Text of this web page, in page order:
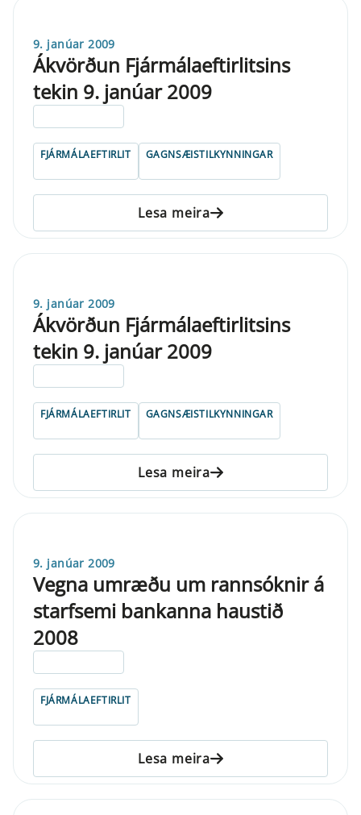
9. janúar 2009
Ákvörðun Fjármálaeftirlitsins
tekin 9. janúar 2009
FJÁRMÁLAEFTIRLIT GAGNSÆISTILKYNNINGAR
Lesa meira
9. janúar 2009
Ákvörðun Fjármálaeftirlitsins
tekin 9. janúar 2009
FJÁRMÁLAEFTIRLIT GAGNSÆISTILKYNNINGAR
Lesa meira
9. janúar 2009
Vegna umræðu um rannsóknir á
starfsemi bankanna haustið
2008
FJÁRMÁLAEFTIRLIT
Lesa meira